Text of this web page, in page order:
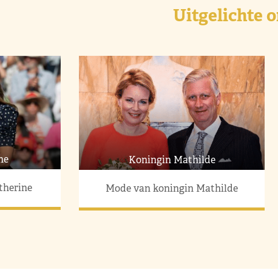
Uitgelichte
Koningin Mathilde
Mode van koningin Mathilde